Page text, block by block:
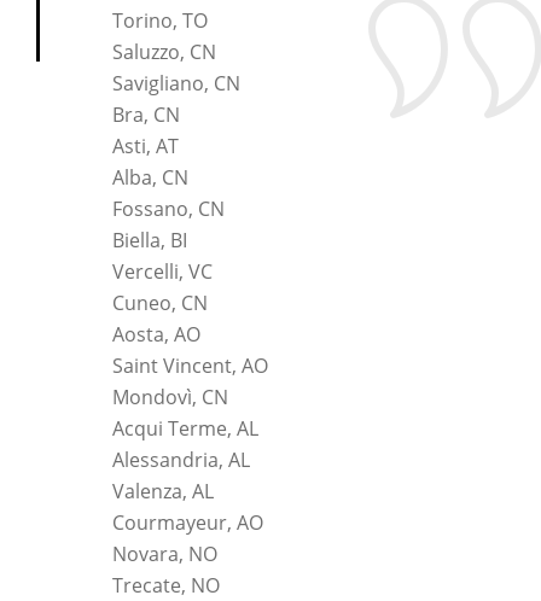
Torino, TO
Saluzzo, CN
Savigliano, CN
Bra, CN
Asti, AT
Alba, CN
Fossano, CN
Biella, BI
Vercelli, VC
Cuneo, CN
Aosta, AO
Saint Vincent, AO
Mondovì, CN
Acqui Terme, AL
Alessandria, AL
Valenza, AL
Courmayeur, AO
Novara, NO
Trecate, NO